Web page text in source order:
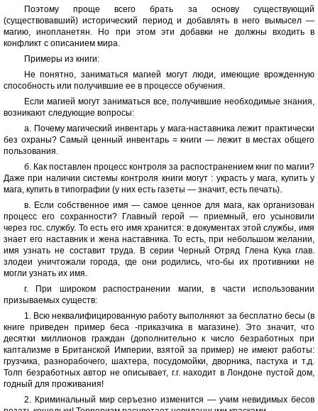
Поэтому проще всего брать за основу существующий
(существовавший) исторический период и добавлять в него вымысел —
магию, инопланетян. Но при этом эти добавки не должны входить в
конфликт с описанием мира.
Примеры из книги:
Не понятно, заниматься магией могут люди, имеющие врожденную
способность или получившие ее в процессе обучения.
Если магией могут заниматься все, получившие необходимые знания,
возникают следующие вопросы:
а. Почему магический инвентарь у мага-наставника лежит практически
без охраны? Самый ценный инвентарь = книги — лежит в местах общего
пользования.
б. Как поставлен процесс контроля за распостранением книг по магии?
Даже при наличии системы контроля книги могут : украсть у мага, купить у
мага, купить в типографии (у них есть газеты — значит, есть печать).
в. Если собственное имя — самое ценное для мага, как организован
процесс его сохранности? Главный герой — приемный, его усыновили
через гос. службу. То есть его имя хранится: в документах этой службы, имя
знает его наставник и жена наставника. То есть, при небольшом желании,
имя узнать не составит труда. В серии Черный Отряд Глена Кука глав.
злодеи уничтожали города, где они родились, что-бы их противники не
могли узнать их имя.
г. При широком распостранении магии, в части использовании
призываемых существ:
1. Всю неквалифицированную работу выполняют за бесплатно бесы (в
книге приведен пример беса -приказчика в магазине). Это значит, что
десятки миллионов граждан (дополнительно к число безработных при
каптализме в Британской Империи, взятой за пример) не имеют работы:
грузчика, разнорабочего, шахтера, посудомойки, дворника, пастуха и т.д.
Толп безработных автор не описывает, г.г. находит в Лондоне пустой дом,
годный для проживания!
2. Криминальный мир серъезно изменится — учим невидимых бесов